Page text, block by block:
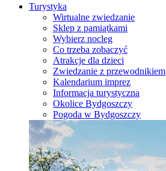
Turystyka
Wirtualne zwiedzanie
Sklep z pamiątkami
Wybierz nocleg
Co trzeba zobaczyć
Atrakcje dla dzieci
Zwiedzanie z przewodnikiem
Kalendarium imprez
Informacja turystyczna
Okolice Bydgoszczy
Pogoda w Bydgoszczy